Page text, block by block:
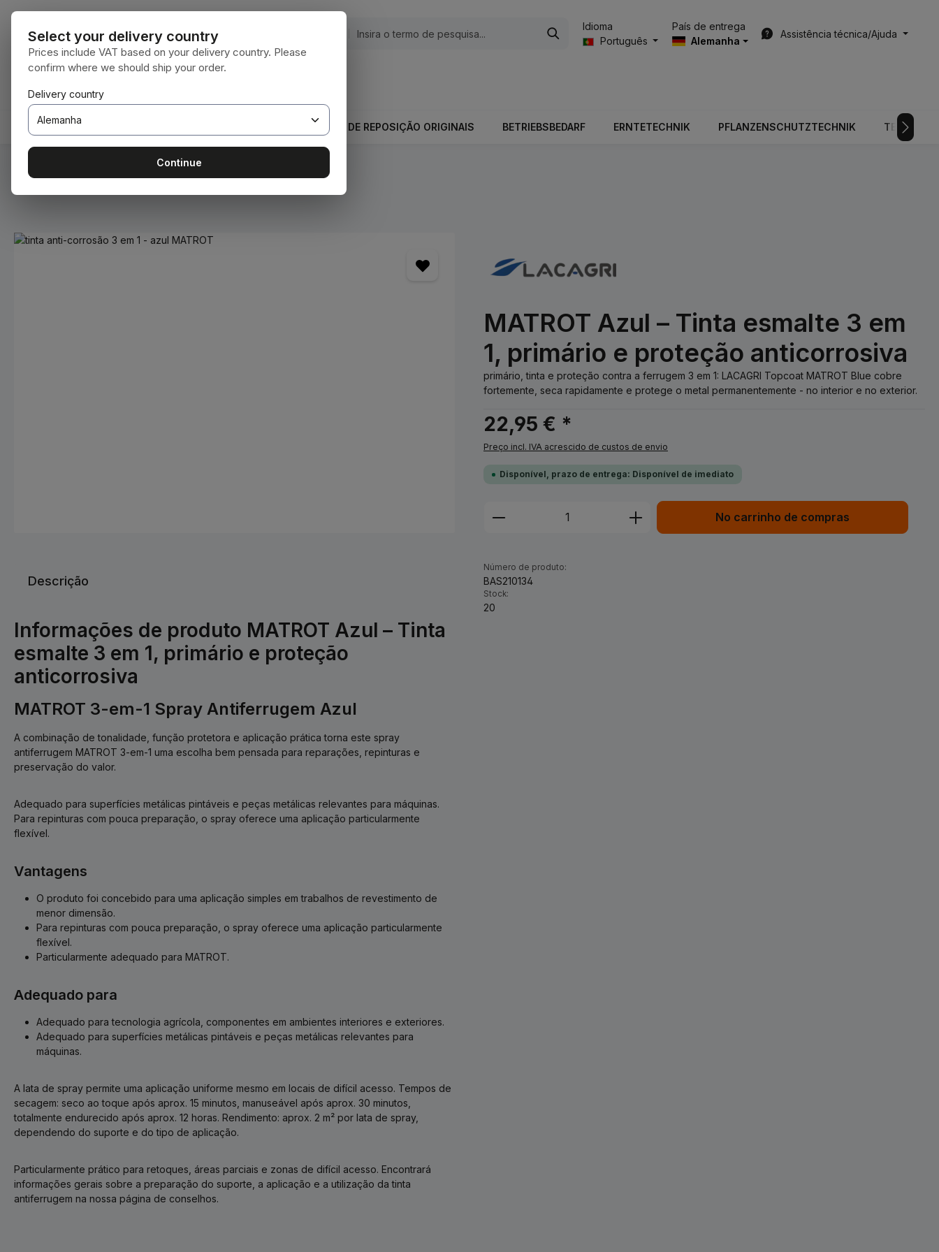
o conteúdo principal
Saltar para a pesquisa
Saltar para a navegação principal
Idioma
Português
País de entrega
Alemanha
Assistência técnica/Ajuda
HOME PEÇAS DE REPOSIÇÃO ORIGINAIS BETRIEBSBEDARF ERNTETECHNIK PFLANZENSCHUTZTECHNIK
Você está aqui:
Ignorar galeria de imagens
MATROT Azul – Tinta esmalte 3 em
1, primário e proteção anticorrosiva
primário, tinta e proteção contra a ferrugem 3 em 1: LACAGRI Topcoat MATROT Blue cobre
fortemente, seca rapidamente e protege o metal permanentemente - no interior e no exterior.
22,95 € *
Preço incl. IVA acrescido de custos de envio
Disponível, prazo de entrega: Disponível de imediato
Quantidade do Produto: Insira a quantidade desejada
No carrinho de compras
Número de produto:
BAS210134
Stock:
20
Descrição
Informações de produto MATROT Azul – Tinta
esmalte 3 em 1, primário e proteção
anticorrosiva
MATROT 3-em-1 Spray Antiferrugem Azul
A combinação de tonalidade, função protetora e aplicação prática torna este spray
antiferrugem MATROT 3-em-1 uma escolha bem pensada para reparações, repinturas e
preservação do valor.
Adequado para superfícies metálicas pintáveis e peças metálicas relevantes para máquinas.
Para repinturas com pouca preparação, o spray oferece uma aplicação particularmente
flexível.
Vantagens
O produto foi concebido para uma aplicação simples em trabalhos de revestimento de
menor dimensão.
Para repinturas com pouca preparação, o spray oferece uma aplicação particularmente
flexível.
Particularmente adequado para MATROT.
Adequado para
Adequado para tecnologia agrícola, componentes em ambientes interiores e exteriores.
Adequado para superfícies metálicas pintáveis e peças metálicas relevantes para
máquinas.
A lata de spray permite uma aplicação uniforme mesmo em locais de difícil acesso. Tempos de
secagem: seco ao toque após aprox. 15 minutos, manuseável após aprox. 30 minutos,
totalmente endurecido após aprox. 12 horas. Rendimento: aprox. 2 m² por lata de spray,
dependendo do suporte e do tipo de aplicação.
Particularmente prático para retoques, áreas parciais e zonas de difícil acesso. Encontrará
informações gerais sobre a preparação do suporte, a aplicação e a utilização da tinta
antiferrugem na nossa página de conselhos.
Select your delivery country
Prices include VAT based on your delivery country. Please
confirm where we should ship your order.
Delivery country
Continue